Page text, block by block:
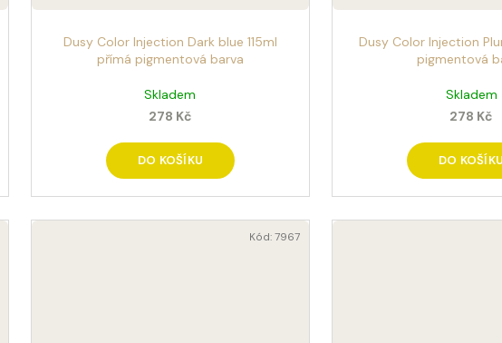
Dusy Color Injection Dark blue 115ml
přímá pigmentová barva
Skladem
278 Kč
DO KOŠÍKU
Dusy Color Injection
pigmentová
Skladem
278 Kč
DO KOŠÍKU
Kód:7967